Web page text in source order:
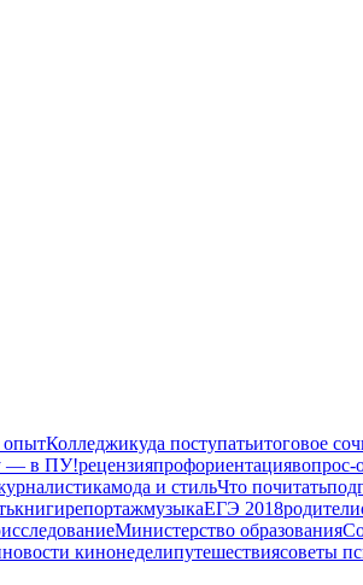
Колледжикуда поступатьитоговое
— в ПУ!рецензияпрофориентациявопрос-
мода и стильЧто почитать
книгирепортажмузыкаЕГЭ 2018родители
исследованиеМинистерство образования
новости кинонеделипутешествиясоветы